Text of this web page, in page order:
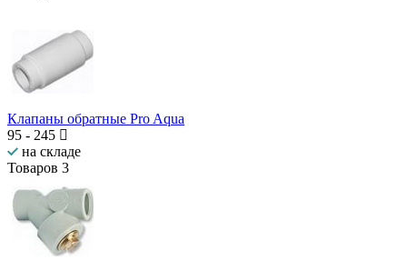
Клапаны обратные Pro Aqua
95 - 245
на складе
Товаров 3